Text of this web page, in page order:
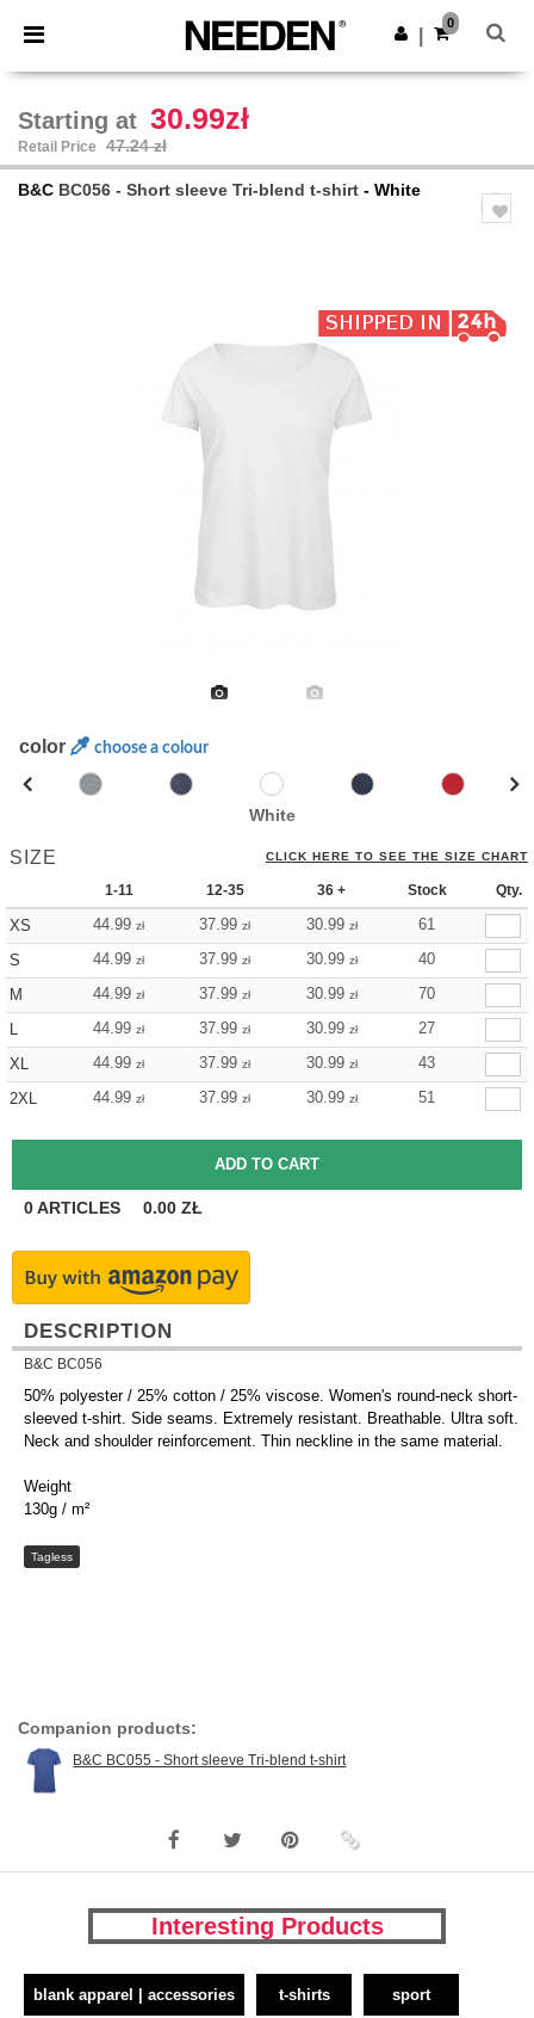
× Needen App
Better prices on app!
Get the app
0
Starting at 30.99zł
Retail Price 47.24 zł
B&C BC056 - Short sleeve Tri-blend t-shirt - White
color choose a colour
White
SIZE CLICK HERE TO SEE THE SIZE CHART
1-11 12-35 36 + Stock Qty.
XS 44.99 zł 37.99 zł 30.99 zł
61
S
44.99 zł 37.99 zł 30.99 zł
40
M
44.99 zł 37.99 zł 30.99 zł
70
L
44.99 zł 37.99 zł 30.99 zł
27
XL
44.99 zł 37.99 zł 30.99 zł
43
2XL
44.99 zł 37.99 zł 30.99 zł 51
0ARTICLES 0.00 ZŁ
DESCRIPTION
B&C BC056
50% polyester / 25% cotton / 25% viscose. Women's round-neck short-
sleeved t-shirt. Side seams. Extremely resistant. Breathable. Ultra soft.
Neck and shoulder reinforcement. Thin neckline in the same material.
Weight
130g / m²
Tagless
Companion products:
B&C BC055 - Short sleeve Tri-blend t-shirt
Interesting Products
blank apparel | accessories t-shirts sport